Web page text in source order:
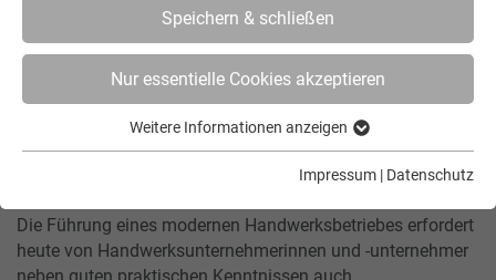
Speichern & schließen
Nur essentielle Cookies akzeptieren
Weitere Informationen anzeigen
Impressum | Datenschutz
Die Führung eines modernen Handwerksbetriebes erfordert
heute von Handwerksunternehmerinnen und -unternehmer